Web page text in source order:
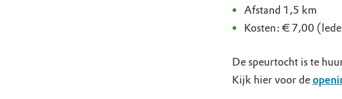
Afstand 1,5 km
Kosten: € 7,00
De speurtocht is te
Kijk hier voor de